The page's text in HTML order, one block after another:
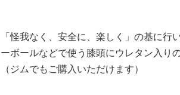
「怪我なく、安全に、楽しく」の基に
ーボールなどで使う膝頭にウレタン入り
（ジムでもご購入いただけます）